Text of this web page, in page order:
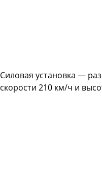
Силовая установка —
скорости 210 км/ч и